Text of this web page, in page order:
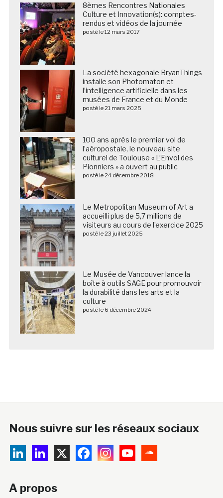
8èmes Rencontres Nationales
Culture et Innovation(s): comptes-
rendus et vidéos de la journée
posté le 12 mars 2017
La société hexagonale BryanThings
installe son Photomaton et
l’intelligence artificielle dans les
musées de France et du Monde
posté le 21 mars 2025
100 ans après le premier vol de
l’aéropostale, le nouveau site
culturel de Toulouse « L’Envol des
Pionniers » a ouvert au public
posté le 24 décembre 2018
Le Metropolitan Museum of Art a
accueilli plus de 5,7 millions de
visiteurs au cours de l’exercice 2025
posté le 23 juillet 2025
Le Musée de Vancouver lance la
boîte à outils SAGE pour promouvoir
la durabilité dans les arts et la
culture
posté le 6 décembre 2024
Nous suivre sur les réseaux sociaux
A propos